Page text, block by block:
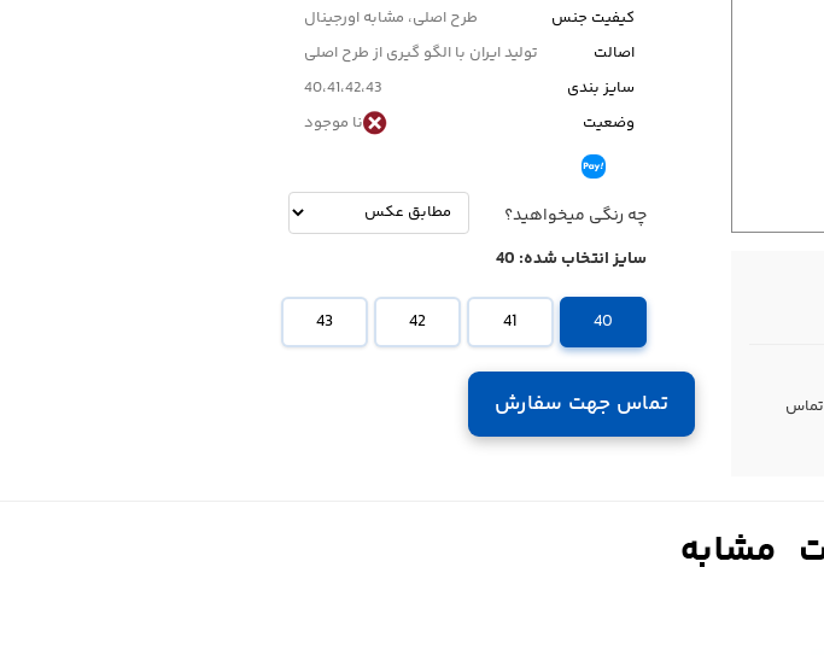
تماس
کیفیت جنس
طرح اصلی، مشابه اورجینال
اصالت
تولید ایران با الگو گیری از طرح اصلی
سایز بندی
40،41،42،43
وضعیت
نا موجود
چه رنگی میخواهید؟
سایز انتخاب شده: 40
40
41
42
43
تماس جهت سفارش